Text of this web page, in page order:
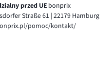
przed UE bonprix
Straße 61 | 22179 Hamburg
pomoc/kontakt/